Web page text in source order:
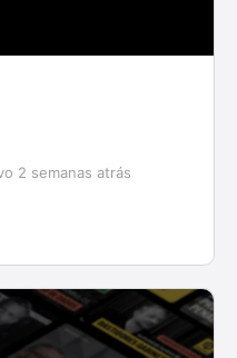
2 semanas atrás